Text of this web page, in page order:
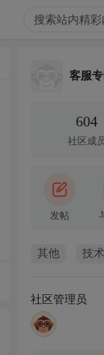
客服
604
社区成
发帖
其他 技
社区管理员